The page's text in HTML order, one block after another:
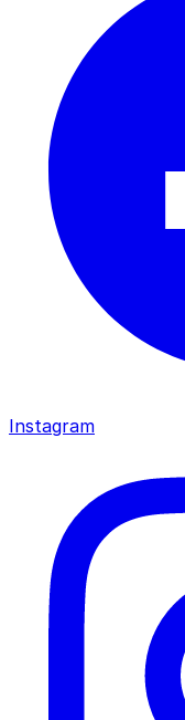
Instagram